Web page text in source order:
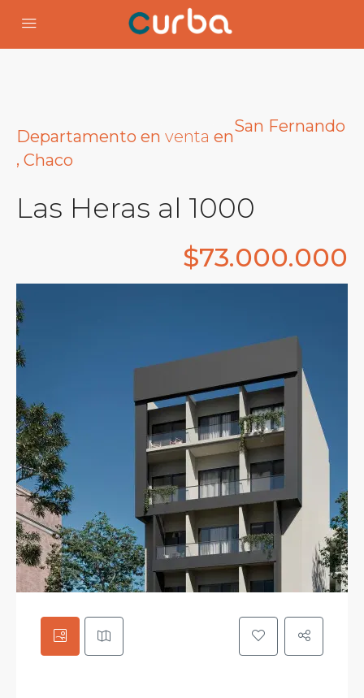
Departamento en venta en
San Fernando
, Chaco
Las Heras al 1000
$73.000.000